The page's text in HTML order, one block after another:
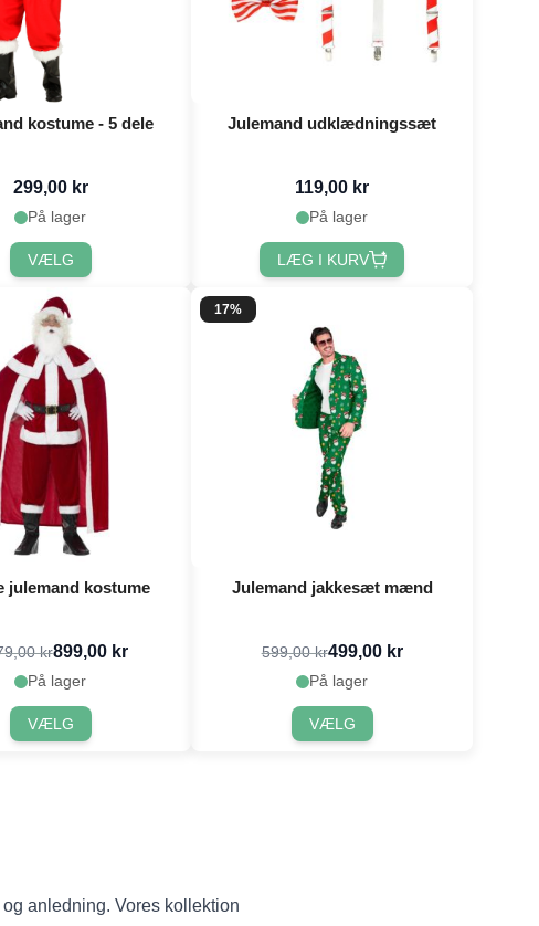
kostume - 5 dele
299,00 kr
På lager
VÆLG
Julemand udklædningssæt
119,00 kr
På lager
LÆG I KURV
julemand kostume
kr899,00 kr
På lager
VÆLG
17%
Julemand jakkesæt mænd
599,00 kr499,00 kr
På lager
VÆLG
anledning. Vores kollektion